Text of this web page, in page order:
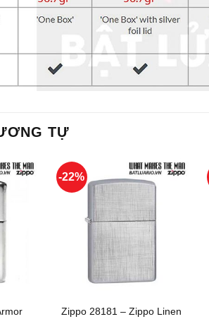
TỰ
-22%
Zippo 28181 – Zippo Linen